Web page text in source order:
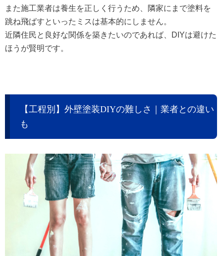
また施工業者は養生を正しく行うため、隣家にまで塗料を
跳ね飛ばすといったミスは基本的にしません。
近隣住民と良好な関係を築きたいのであれば、DIYは避けた
ほうが賢明です。
【工程別】外壁塗装DIYの難しさ｜業者との違い
も